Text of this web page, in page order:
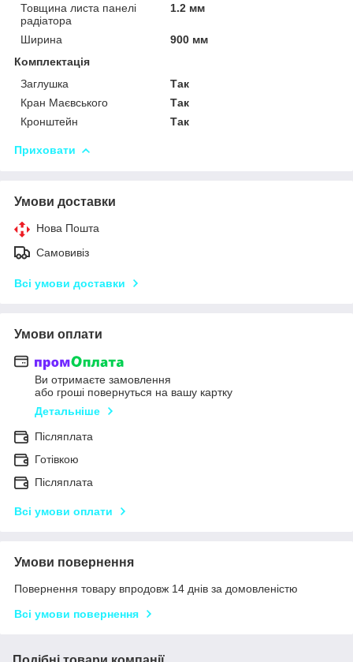
Товщина листа панелі
радіатора
1.2 мм
Ширина
900 мм
Комплектація
Заглушка
Так
Кран Маєвського
Так
Кронштейн
Так
Приховати
Умови доставки
Нова Пошта
Самовивіз
Всі умови доставки
Умови оплати
Ви отримаєте замовлення
або гроші повернуться на вашу картку
Детальніше
Післяплата
Готівкою
Післяплата
Всі умови оплати
Умови повернення
Повернення товару впродовж 14 днів за домовленістю
Всі умови повернення